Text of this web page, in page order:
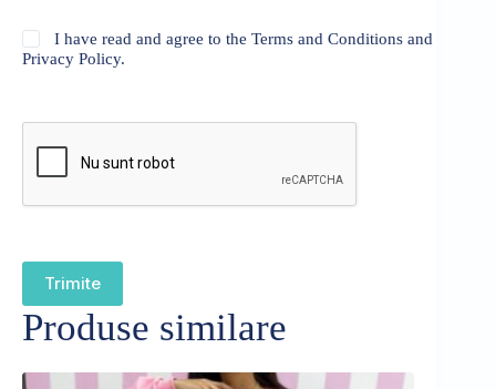
I have read and agree to the Terms and Conditions and
Privacy Policy.
Trimite
Produse similare